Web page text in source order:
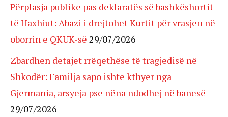
Përplasja publike pas deklaratës së bashkëshortit
të Haxhiut: Abazi i drejtohet Kurtit për vrasjen në
oborrin e QKUK-së 29/07/2026
Zbardhen detajet rrëqethëse të tragjedisë në
Shkodër: Familja sapo ishte kthyer nga
Gjermania, arsyeja pse nëna ndodhej në banesë
29/07/2026